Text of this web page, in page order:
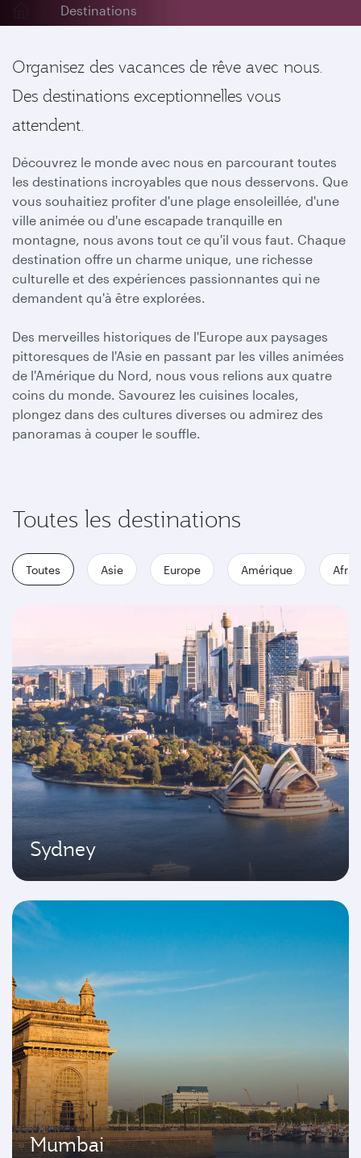
Destinations
Organisez des vacances de rêve avec nous.
Des destinations exceptionnelles vous
attendent.
Découvrez le monde avec nous en parcourant toutes
les destinations incroyables que nous desservons. Que
vous souhaitiez profiter d'une plage ensoleillée, d'une
ville animée ou d'une escapade tranquille en
montagne, nous avons tout ce qu'il vous faut. Chaque
destination offre un charme unique, une richesse
culturelle et des expériences passionnantes qui ne
demandent qu'à être explorées.
Des merveilles historiques de l'Europe aux paysages
pittoresques de l'Asie en passant par les villes animées
de l'Amérique du Nord, nous vous relions aux quatre
coins du monde. Savourez les cuisines locales,
plongez dans des cultures diverses ou admirez des
panoramas à couper le souffle.
Toutes les destinations
Toutes Asie Europe Amérique
Sydney
Mumbai